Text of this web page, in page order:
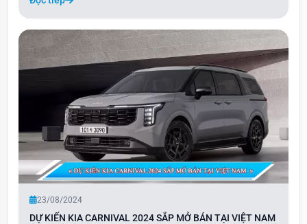
được phát triển dựa trên RX 500h F Sport Performance,
với các nâng cấp công nghệ hiện đạ
23/08/2024
DỰ KIẾN KIA CARNIVAL 2024 SẮP MỞ BÁN TẠI VIỆT NAM